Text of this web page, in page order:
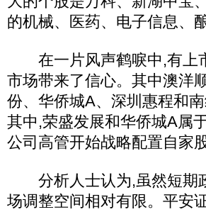
的机械、医药、电子信息、
在一片风声鹤唳中,有上
市场带来了信心。其中澳洋
份、华侨城A、深圳惠程和
其中,荣盛发展和华侨城A属
公司高管开始战略配置自家
分析人士认为,虽然短期
场调整空间相对有限。平安